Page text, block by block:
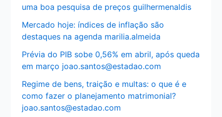
uma boa pesquisa de preços guilhermenaldis
Mercado hoje: índices de inflação são
destaques na agenda marilia.almeida
Prévia do PIB sobe 0,56% em abril, após queda
em março joao.santos@estadao.com
Regime de bens, traição e multas: o que é e
como fazer o planejamento matrimonial?
joao.santos@estadao.com